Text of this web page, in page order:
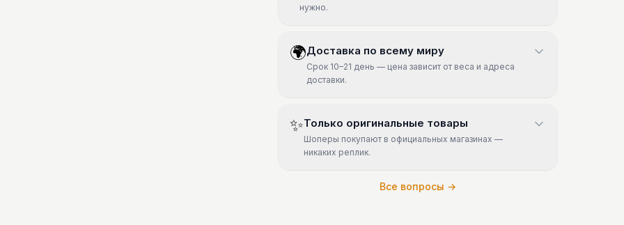
нужно.
🌍Доставка по всему миру
Срок 10–21 день — цена зависит от веса и адреса
доставки.
✨Только оригинальные товары
Шоперы покупают в официальных магазинах —
никаких реплик.
Все вопросы →